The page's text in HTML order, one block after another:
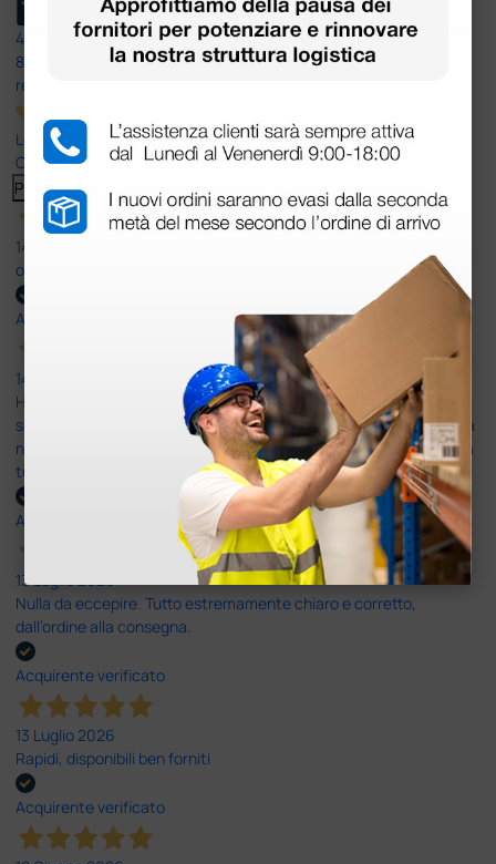
4,6
8.330
recensioni
Le nostre recensioni a 4 e 5 stelle.
Clicca qui per leggerle tutte >
Precedente
Successivo
14 Luglio 2026
ottima
Acquirente verificato
14 Luglio 2026
Ho acquistato un ecografo da Doctor Shop e sono rimasto molto
soddisfatto dell'esperienza. Apparecchiatura di qualità, consegna
nei tempi previsti e un servizio clienti disponibile che ha risposto a
tutti i miei dubbi prima dell'acquisto. Consigliato
Acquirente verificato
13 Luglio 2026
Nulla da eccepire. Tutto estremamente chiaro e corretto,
dall’ordine alla consegna.
Acquirente verificato
13 Luglio 2026
Rapidi, disponibili ben forniti
Acquirente verificato